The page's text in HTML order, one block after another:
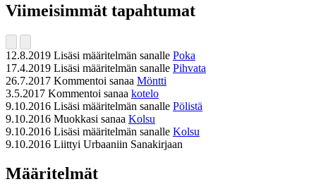
Viimeisimmät tapahtumat
12.8.2019 Lisäsi määritelmän sanalle Poka
17.4.2019 Lisäsi määritelmän sanalle Pihvata
26.7.2017 Kommentoi sanaa Möntti
3.5.2017 Kommentoi sanaa kotelo
9.10.2016 Lisäsi määritelmän sanalle Pölistä
9.10.2016 Muokkasi sanaa Kolsu
9.10.2016 Lisäsi määritelmän sanalle Kolsu
9.10.2016 Liittyi Urbaaniin Sanakirjaan
Määritelmät